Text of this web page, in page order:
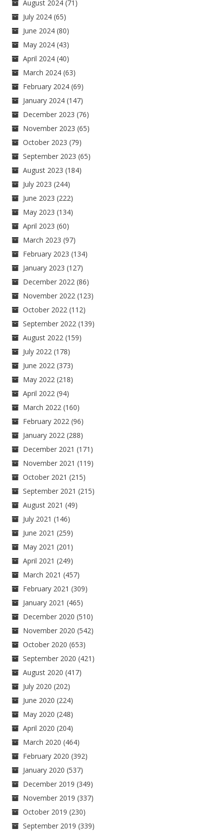
August 2024 (71)
July 2024 (65)
June 2024 (80)
May 2024 (43)
April 2024 (40)
March 2024 (63)
February 2024 (69)
January 2024 (147)
December 2023 (76)
November 2023 (65)
October 2023 (79)
September 2023 (65)
August 2023 (184)
July 2023 (244)
June 2023 (222)
May 2023 (134)
April 2023 (60)
March 2023 (97)
February 2023 (134)
January 2023 (127)
December 2022 (86)
November 2022 (123)
October 2022 (112)
September 2022 (139)
August 2022 (159)
July 2022 (178)
June 2022 (373)
May 2022 (218)
April 2022 (94)
March 2022 (160)
February 2022 (96)
January 2022 (288)
December 2021 (171)
November 2021 (119)
October 2021 (215)
September 2021 (215)
August 2021 (49)
July 2021 (146)
June 2021 (259)
May 2021 (201)
April 2021 (249)
March 2021 (457)
February 2021 (309)
January 2021 (465)
December 2020 (510)
November 2020 (542)
October 2020 (653)
September 2020 (421)
August 2020 (417)
July 2020 (202)
June 2020 (224)
May 2020 (248)
April 2020 (204)
March 2020 (464)
February 2020 (392)
January 2020 (537)
December 2019 (349)
November 2019 (337)
October 2019 (230)
September 2019 (339)